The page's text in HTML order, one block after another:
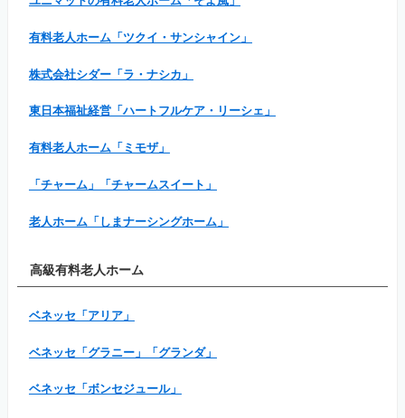
有料老人ホーム「ツクイ・サンシャイン」
株式会社シダー「ラ・ナシカ」
東日本福祉経営「ハートフルケア・リーシェ」
有料老人ホーム「ミモザ」
「チャーム」「チャームスイート」
老人ホーム「しまナーシングホーム」
高級有料老人ホーム
ベネッセ「アリア」
ベネッセ「グラニー」「グランダ」
ベネッセ「ボンセジュール」